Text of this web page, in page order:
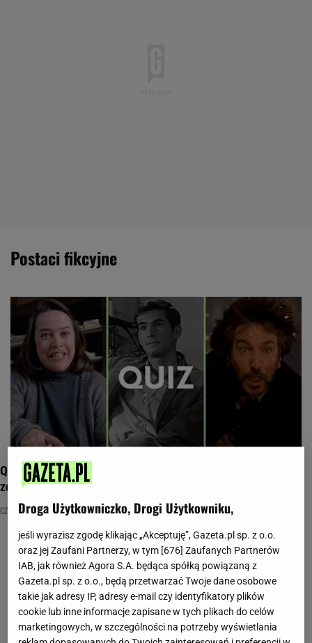
postaci fikcyjne
Quiz o filmowych czarnych charakterach! Rozpoznasz je na
zdjęciach?
CZARNY CHARAKTER FILMY NAJNOWSZE QUIZY DZISIAJ DODANE
Droga Użytkowniczko, Drogi Użytkowniku,
jeśli wyrazisz zgodę klikając „Akceptuję”, Gazeta.pl sp. z o.o.
oraz jej Zaufani Partnerzy, w tym [676] Zaufanych Partnerów
IAB, jak również Agora S.A. będąca spółką powiązaną z
Gazeta.pl sp. z o.o., będą przetwarzać Twoje dane osobowe
takie jak adresy IP, adresy e-mail czy identyfikatory plików
cookie lub inne informacje zapisane w tych plikach do celów
marketingowych, w szczególności na potrzeby wyświetlania